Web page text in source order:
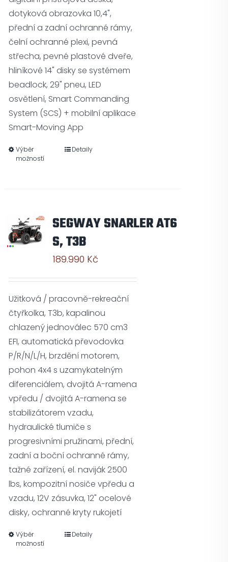
dotyková obrazovka 10,4",
přední a zadní ochranné rámy,
čelní ochranné plexi, pevná
střecha, pevné plastové dveře,
hliníkové 14" disky se systémem
beadlock, 29" pneu, LED
osvětlení, Smart Commanding
System (SCS) + mobilní aplikace
Smart-Moving App
Výběr
možností
Detaily
SEGWAY SNARLER AT6
S, T3B
189.990 Kč
Užitková / pracovně-rekreační
čtyřkolka, T3b, kapalinou
chlazený jednoválec 570 cm3
EFI, automatická převodovka
P/R/N/L/H, brzdění motorem,
pohon 4x4 s uzamykatelným
diferenciálem, dvojitá A-ramena
vpředu / dvojitá A-ramena se
stabilizátorem vzadu,
hydraulické tlumiče s
progresivními pružinami, přední,
zadní a boční ochranné rámy,
tažné zařízení, el. naviják 2500
lbs, kompozitní nosiče vpředu a
vzadu, 12V zásuvka, 12" ocelové
disky, ochranné kryty rukojetí
Výběr
možností
Detaily